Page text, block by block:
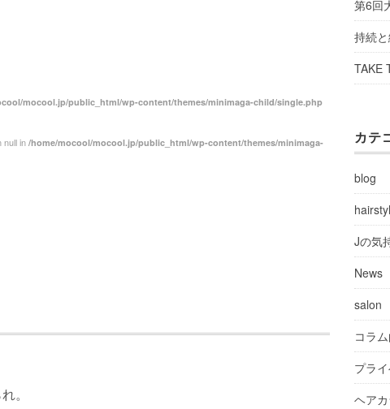
mocool.jp/public_html/wp-content/themes/minimaga-child/single.php
null in/home/mocool/mocool.jp/public_html/wp-content/themes/minimaga-
。
第6回
持続
TAKE
カテ
blog
Jの気
News
salon
コラ
プラ
ヘア